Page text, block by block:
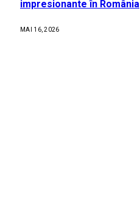
impresionante în România
MAI 16, 2026